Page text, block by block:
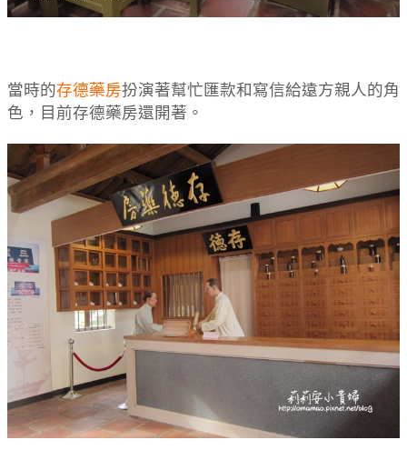
當時的存德藥房扮演著幫忙匯款和寫信給遠方親人的角
色，目前存德藥房還開著。